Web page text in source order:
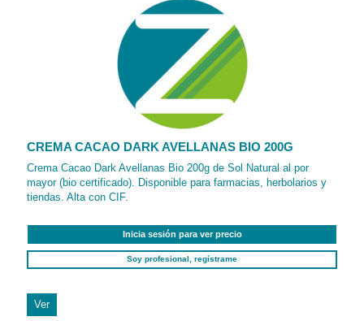
CREMA CACAO DARK AVELLANAS BIO 200G
Crema Cacao Dark Avellanas Bio 200g de Sol Natural al por
mayor (bio certificado). Disponible para farmacias, herbolarios y
tiendas. Alta con CIF.
Inicia sesión para ver precio
Soy profesional, regístrame
Ver